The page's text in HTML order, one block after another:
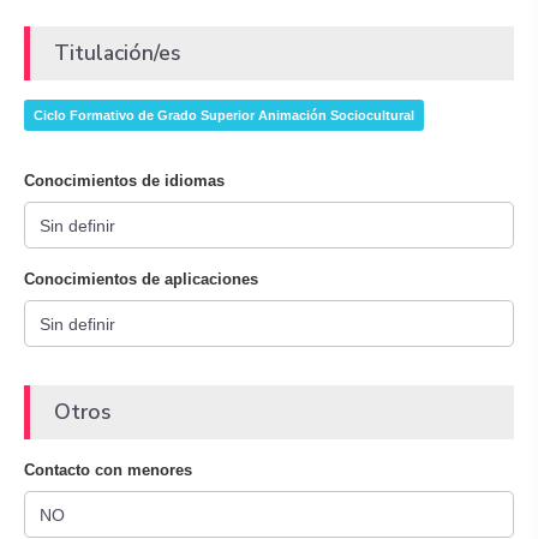
Titulación/es
Ciclo Formativo de Grado Superior Animación Sociocultural
Conocimientos de idiomas
Conocimientos de aplicaciones
Otros
Contacto con menores